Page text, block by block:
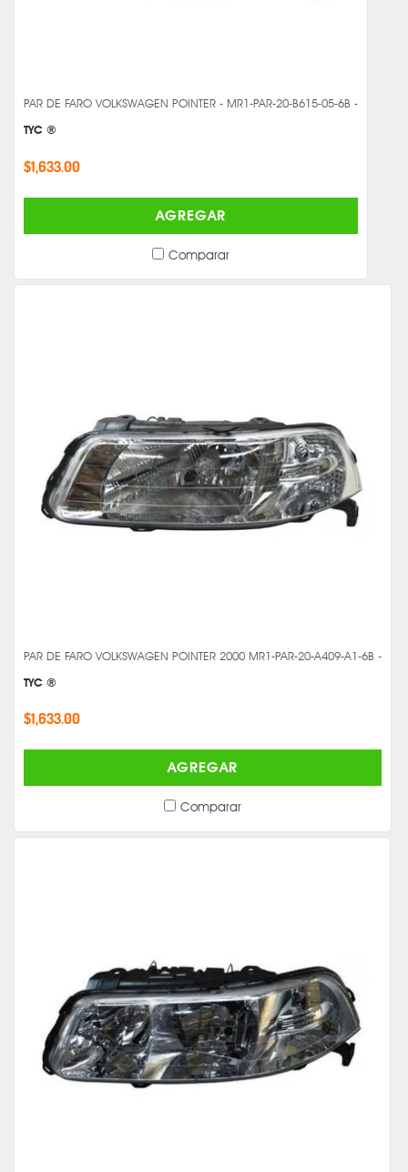
PAR DE FARO VOLKSWAGEN POINTER - MR1-PAR-20-B615-05-6B -
TYC ®
$1,633.00
AGREGAR
Comparar
PAR DE FARO VOLKSWAGEN POINTER 2000 MR1-PAR-20-A409-A1-6B -
TYC ®
$1,633.00
AGREGAR
Comparar